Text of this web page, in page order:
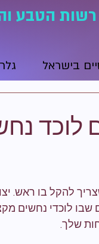
הטבע
בישראל
לוכד
להקל בו ראש.
שבו לוכדי נחשים
שלך.